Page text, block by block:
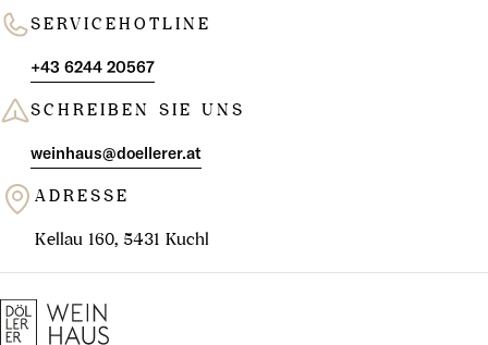
SERVICEHOTLINE
+43 6244 20567
SCHREIBEN SIE UNS
weinhaus@doellerer.at
ADRESSE
Kellau 160, 5431 Kuchl